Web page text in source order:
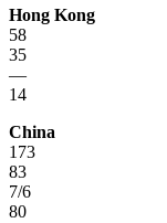
Hong Kong
58
35
—
14
China
173
83
7/6
80